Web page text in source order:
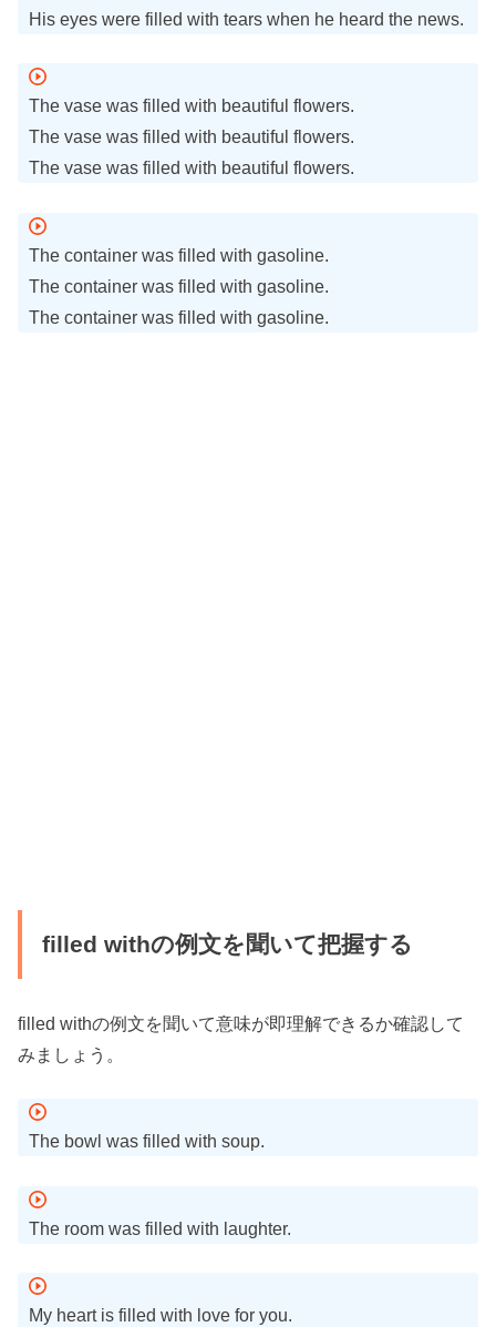
His eyes were filled with tears when he heard the news.
The vase was filled with beautiful flowers.
The vase was filled with beautiful flowers.
The vase was filled with beautiful flowers.
The container was filled with gasoline.
The container was filled with gasoline.
The container was filled with gasoline.
filled withの例文を聞いて把握する
filled withの例文を聞いて意味が即理解できるか確認して
みましょう。
The bowl was filled with soup.
The room was filled with laughter.
My heart is filled with love for you.